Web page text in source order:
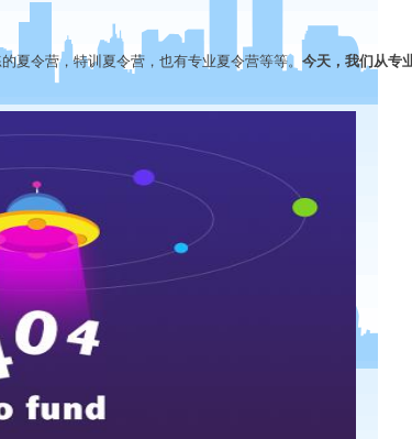
夏令营，特训夏令营，也有专业夏令营等等。 今天，我们从专